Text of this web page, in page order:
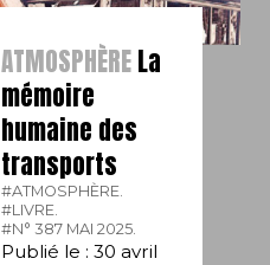
ATMOSPHÈRELa
mémoire
humaine des
transports
#ATMOSPHÈRE.
#LIVRE.
#N° 387 MAI 2025.
Publié le : 30 avril